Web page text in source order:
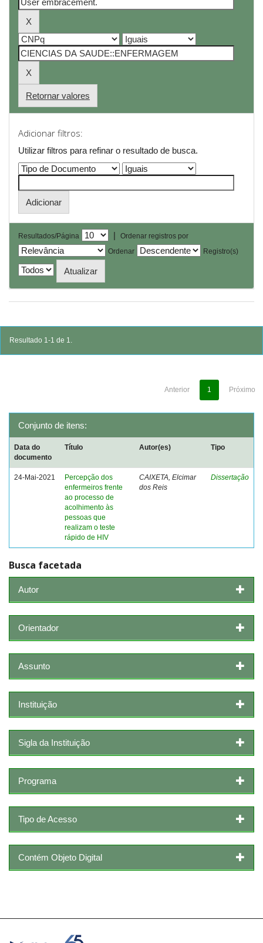
Retornar valores
Adicionar filtros:
Utilizar filtros para refinar o resultado de busca.
Resultados/Página |
Ordenar registros por
Ordenar
Registro(s)
Resultado 1-1 de 1.
Anterior 1 Próximo
Conjunto de itens:
Data do
documento
Título Autor(es) Tipo
24-Mai-2021
Percepção dos
enfermeiros frente
ao processo de
acolhimento às
pessoas que
realizam o teste
rápido de HIV
CAIXETA, Elcimar
dos Reis
Dissertação
Busca facetada
Autor
Orientador
Assunto
Instituição
Sigla da Instituição
Programa
Tipo de Acesso
Contém Objeto Digital